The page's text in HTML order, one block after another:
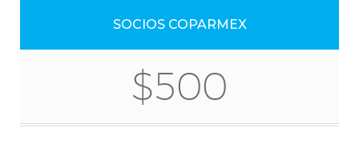
SOCIOS COPARMEX
$500